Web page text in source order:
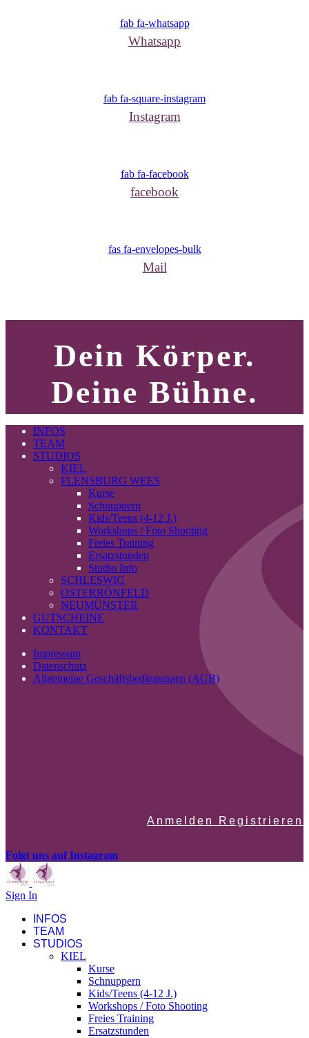
fab fa-whatsapp
Whatsapp
fab fa-square-instagram
Instagram
fab fa-facebook
facebook
fas fa-envelopes-bulk
Mail
Dein Körper.
Deine Bühne.
INFOS
TEAM
STUDIOS
KIEL
FLENSBURG WEES
Kurse
Schnuppern
Kids/Teens (4-12 J.)
Workshops / Foto Shooting
Freies Training
Ersatzstunden
Studio Info
SCHLESWIG
OSTERRÖNFELD
NEUMÜNSTER
GUTSCHEINE
KONTAKT
Impressum
Datenschutz
Allgemeine Geschäftsbedingungen (AGB)
Anmelden Registrieren
Folgt uns auf Instagram
Sign In
INFOS
TEAM
STUDIOS
KIEL
Kurse
Schnuppern
Kids/Teens (4-12 J.)
Workshops / Foto Shooting
Freies Training
Ersatzstunden